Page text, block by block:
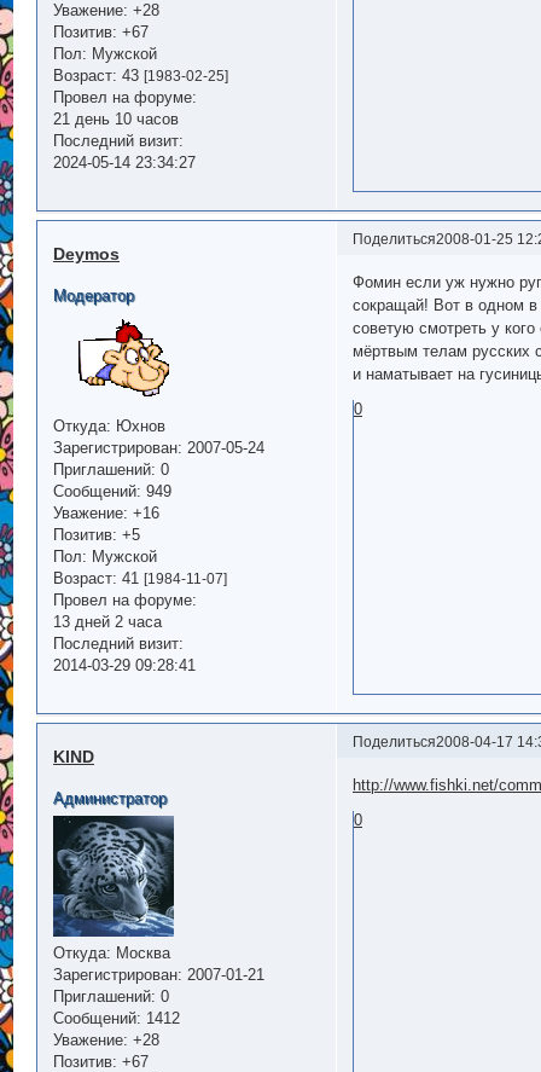
Уважение: +28
Позитив: +67
Пол: Мужской
Возраст: 43 [1983-02-25]
Провел на форуме:
21 день 10 часов
Последний визит:
2024-05-14 23:34:27
Поделиться2008-01-25
Deymos
Модератор
Откуда: Юхнов
Зарегистрирован: 2007-05-24
Приглашений: 0
Сообщений: 949
Уважение: +16
Позитив: +5
Пол: Мужской
Возраст: 41 [1984-11-07]
Провел на форуме:
13 дней 2 часа
Последний визит:
2014-03-29 09:28:41
Фомин если уж нужно
сокращай! Вот в одном в
советую смотреть у
мёртвым телам русских
и наматывает на
0
Поделиться2008-04-17
KIND
Администратор
Откуда: Москва
Зарегистрирован: 2007-01-21
Приглашений: 0
Сообщений: 1412
Уважение: +28
Позитив: +67
http://www.fishki.net/
0